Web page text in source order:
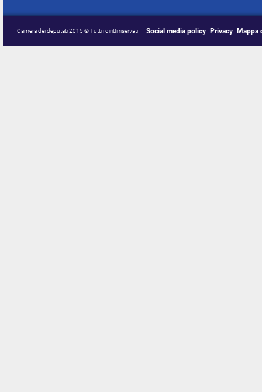
Camera dei deputati 2015 © Tutti i diritti riservati Social media policy Privacy Mappa